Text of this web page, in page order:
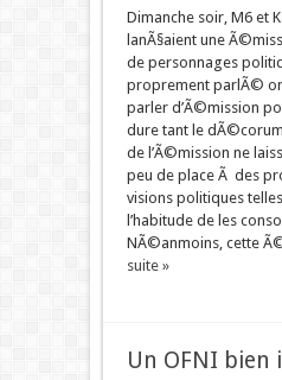
Dimanche soir, M6 et
lanÃ§aient une
de personnages
proprement parlÃ©
parler d’Ã©mission
dure tant le
de l’Ã©mission ne
peu de place Ã des
visions politiques
l’habitude de les
NÃ©anmoins, cette
suite »
Un OFNI